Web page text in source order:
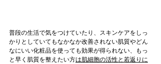
普段の生活で気をつけていたり、スキンケアをしっ
かりとしていてもなかなか改善されない肌質やどん
なにいい化粧品を使っても効果が得られない、もっ
と早く肌質を整えたい方は肌細胞の活性と若返りに